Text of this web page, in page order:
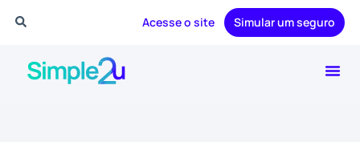
Simular um seguro
Acesse o site